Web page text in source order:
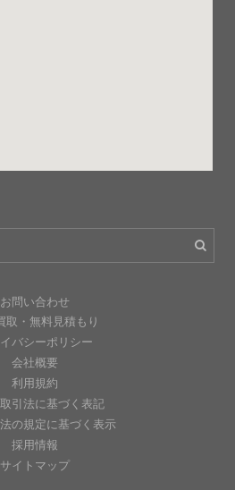
お問い合わせ
取・無料見積もり
バシーポリシー
会社概要
利用規約
引法に基づく表記
の規定に基づく表示
採用情報
サイトマップ